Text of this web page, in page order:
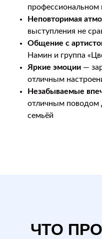
профессиональном
Неповторимая
выступления не
Общение с
Намин и группа
Яркие эмоции —
отличным
Незабываемые
отличным поводом
семьёй
ЧТО